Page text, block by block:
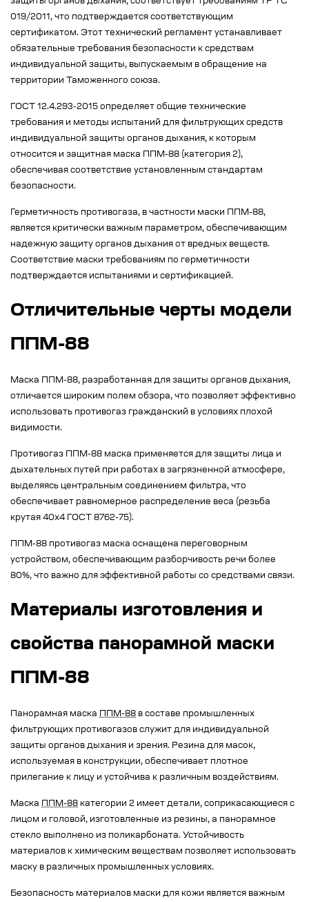
019/2011, что подтверждается соответствующим
сертификатом. Этот технический регламент устанавливает
обязательные требования безопасности к средствам
индивидуальной защиты, выпускаемым в обращение на
территории Таможенного союза.
ГОСТ 12.4.293-2015 определяет общие технические
требования и методы испытаний для фильтрующих средств
индивидуальной защиты органов дыхания, к которым
относится и защитная маска ППМ-88 (категория 2),
обеспечивая соответствие установленным стандартам
безопасности.
Герметичность противогаза, в частности маски ППМ-88,
является критически важным параметром, обеспечивающим
надежную защиту органов дыхания от вредных веществ.
Соответствие маски требованиям по герметичности
подтверждается испытаниями и сертификацией.
Отличительные черты модели
ППМ-88
Маска ППМ-88, разработанная для защиты органов дыхания,
отличается широким полем обзора, что позволяет эффективно
использовать противогаз гражданский в условиях плохой
видимости.
Противогаз ППМ-88 маска применяется для защиты лица и
дыхательных путей при работах в загрязненной атмосфере,
выделяясь центральным соединением фильтра, что
обеспечивает равномерное распределение веса (резьба
крутая 40x4 ГОСТ 8762-75).
ППМ-88 противогаз маска оснащена переговорным
устройством, обеспечивающим разборчивость речи более
80%, что важно для эффективной работы со средствами связи.
Материалы изготовления и
свойства панорамной маски
ППМ-88
Панорамная маска ППМ-88 в составе промышленных
фильтрующих противогазов служит для индивидуальной
защиты органов дыхания и зрения. Резина для масок,
используемая в конструкции, обеспечивает плотное
прилегание к лицу и устойчива к различным воздействиям.
Маска ППМ-88 категории 2 имеет детали, соприкасающиеся с
лицом и головой, изготовленные из резины, а панорамное
стекло выполнено из поликарбоната. Устойчивость
материалов к химическим веществам позволяет использовать
маску в различных промышленных условиях.
Безопасность материалов маски для кожи является важным